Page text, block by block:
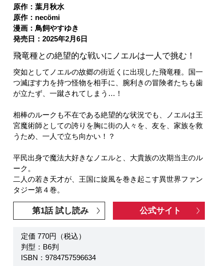
原作：葉月秋水
原作：necömi
漫画：鳥飼やすゆき
発売日：2025年2月6日
飛竜種との絶望的な戦いにノエルは一人で挑む！
突如としてノエルの故郷の街近くに出現した飛竜種。国一
つ滅ぼす力を持つ怪物を相手に、腕利きの冒険者たちも歯
が立たず、一蹴されてしまう…！
相棒のルークも不在である絶望的な状況でも、ノエルは王
宮魔術師としての誇りを胸に街の人々を、友を、家族を救
うため、一人で立ち向かい！？
平民出身で魔法大好きなノエルと、大貴族の次期当主のル
ーク。
二人の若き天才が、王国に旋風を巻き起こす異世界ファン
タジー第４巻。
第1話 試し読み 公式サイト
定価 770円（税込）
判型：B6判
ISBN：9784757596634